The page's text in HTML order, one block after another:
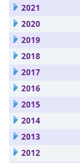
2021
2020
2019
2018
2017
2016
2015
2014
2013
2012